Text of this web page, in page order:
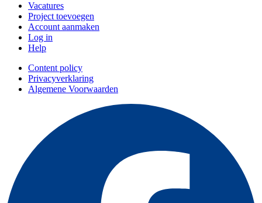
Vacatures
Project toevoegen
Account aanmaken
Log in
Help
Content policy
Privacyverklaring
Algemene Voorwaarden